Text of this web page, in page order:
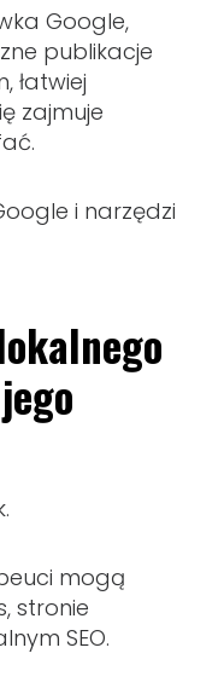
Google,
publikacje
łatwiej
zajmuje
i narzędzi
mogą
stronie
SEO.